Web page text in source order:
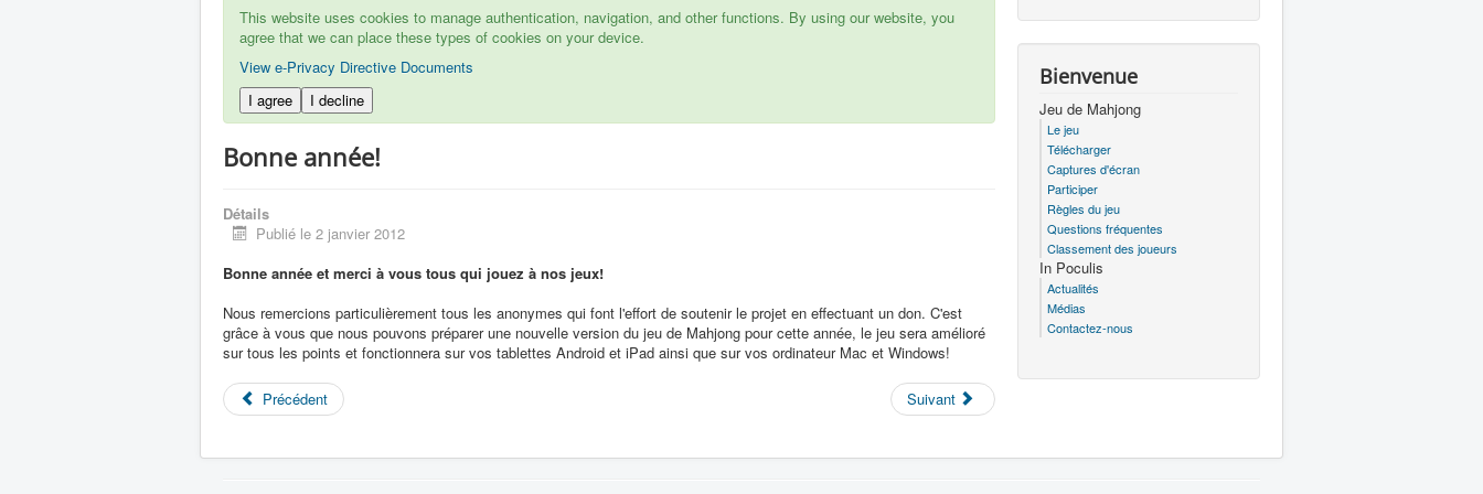
This website uses cookies to manage authentication, navigation, and other functions. By using our website, you
agree that we can place these types of cookies on your device.
View e-Privacy Directive Documents
I agree
I decline
Bonne année!
Détails
Publié le 2 janvier 2012
Bonne année et merci à vous tous qui jouez à nos jeux!
Nous remercions particulièrement tous les anonymes qui font l'effort de soutenir le projet en effectuant un don. C'est
grâce à vous que nous pouvons préparer une nouvelle version du jeu de Mahjong pour cette année, le jeu sera amélioré
sur tous les points et fonctionnera sur vos tablettes Android et iPad ainsi que sur vos ordinateur Mac et Windows!
Précédent Suivant
Bienvenue
Jeu de Mahjong
Le jeu
Télécharger
Captures d'écran
Participer
Règles du jeu
Questions fréquentes
Classement des joueurs
In Poculis
Actualités
Médias
Contactez-nous